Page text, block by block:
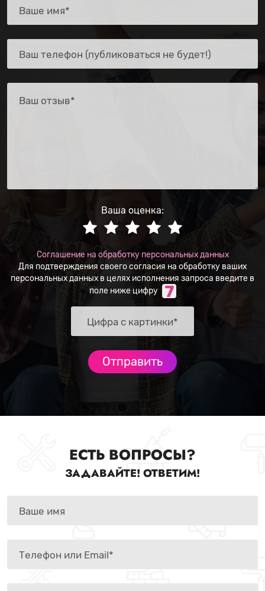
Ваша оценка:
Соглашение на обработку персональных данных
Для подтверждения своего согласия на обработку ваших
персональных данных в целях исполнения запроса введите в
поле ниже цифру
ЕСТЬ ВОПРОСЫ?
ЗАДАВАЙТЕ! ОТВЕТИМ!